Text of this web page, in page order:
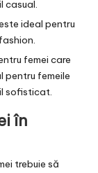
casual.
ideal pentru
femei care
pentru femeile
sofisticat.
în
trebuie să